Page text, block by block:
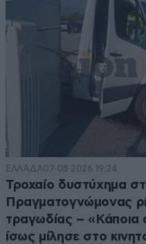
ΕΛΛΑΔΑ07·08·2026 19:24
Τροχαίο δυστύχημα
Πραγματογνώμονας
τραγωδίας –
ίσως μίλησε στο